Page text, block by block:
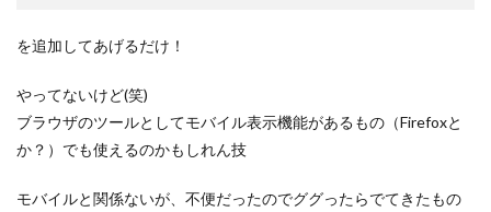
を追加してあげるだけ！
やってないけど(笑)
ブラウザのツールとしてモバイル表示機能があるもの（Firefoxと
か？）でも使えるのかもしれん技
モバイルと関係ないが、不便だったのでググったらでてきたもの